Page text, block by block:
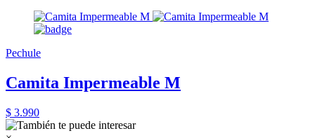
Pechule
Camita Impermeable M
$ 3.990